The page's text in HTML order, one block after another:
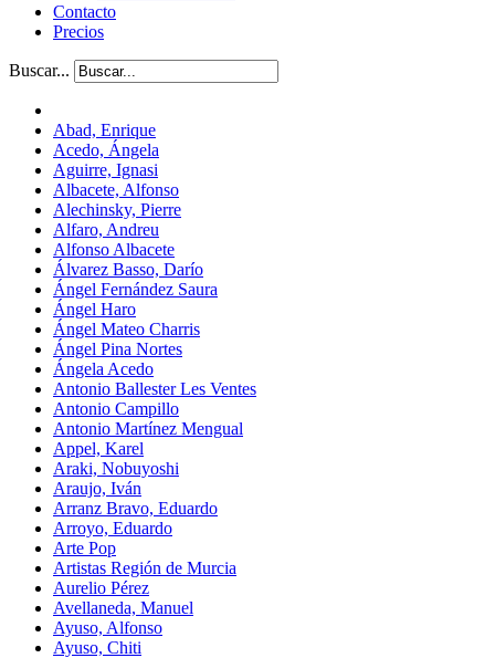
Contacto
Precios
Buscar...
Abad, Enrique
Acedo, Ángela
Aguirre, Ignasi
Albacete, Alfonso
Alechinsky, Pierre
Alfaro, Andreu
Alfonso Albacete
Álvarez Basso, Darío
Ángel Fernández Saura
Ángel Haro
Ángel Mateo Charris
Ángel Pina Nortes
Ángela Acedo
Antonio Ballester Les Ventes
Antonio Campillo
Antonio Martínez Mengual
Appel, Karel
Araki, Nobuyoshi
Araujo, Iván
Arranz Bravo, Eduardo
Arroyo, Eduardo
Arte Pop
Artistas Región de Murcia
Aurelio Pérez
Avellaneda, Manuel
Ayuso, Alfonso
Ayuso, Chiti